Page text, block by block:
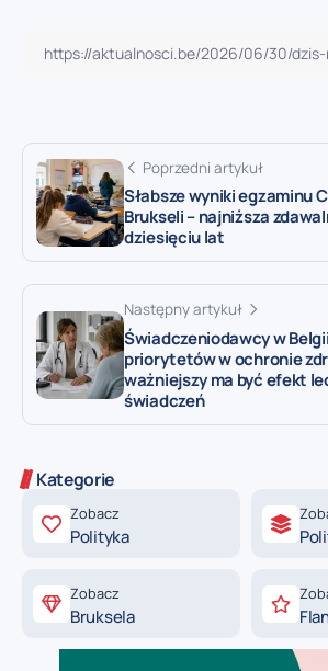
Poprzedni artykuł
Słabsze wyniki egzaminu
Brukseli – najniższa
dziesięciu lat
Następny artykuł
Świadczeniodawcy w
priorytetów w ochronie
ważniejszy ma być efekt
świadczeń
Kategorie
Zobacz
Polityka
Zobacz
Bruksela